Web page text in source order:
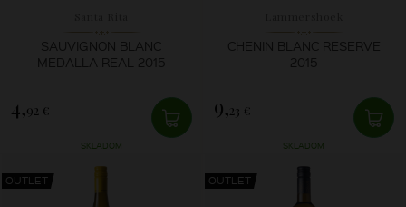
SAUVIGNON BLANC
MEDALLA REAL 2015
4,92 €
SKLADOM
CHENIN BLANC RESERVE
2015
9,23 €
SKLADOM
OUTLET OUTLET